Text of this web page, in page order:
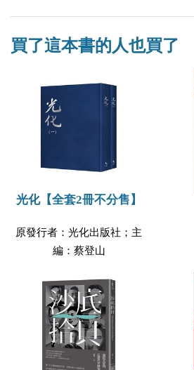
買了這本書的人也買了
光化【全套2冊不分售】
原發行者：光化出版社；主
編：蔡登山